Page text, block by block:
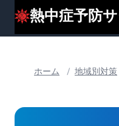
ホーム / 地域別対策